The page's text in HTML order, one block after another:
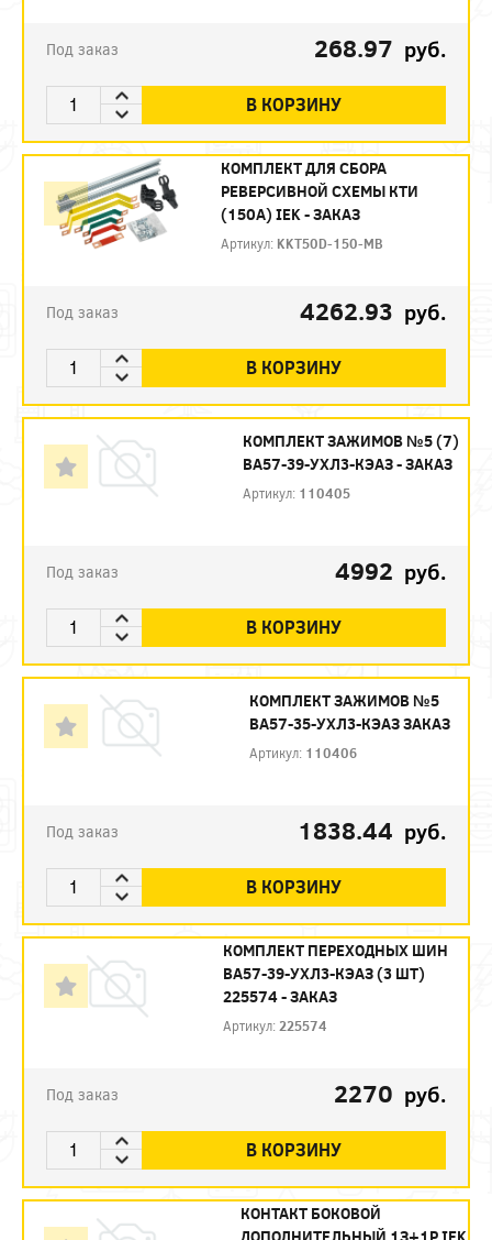
Под заказ 268.97 руб.
В КОРЗИНУ
КОМПЛЕКТ ДЛЯ СБОРА
РЕВЕРСИВНОЙ СХЕМЫ КТИ
(150А) IEK - ЗАКАЗ
Артикул: KKT50D-150-MB
Под заказ 4262.93 руб.
В КОРЗИНУ
КОМПЛЕКТ ЗАЖИМОВ №5 (7)
ВА57-39-УХЛ3-КЭАЗ - ЗАКАЗ
Артикул: 110405
Под заказ 4992 руб.
В КОРЗИНУ
КОМПЛЕКТ ЗАЖИМОВ №5
ВА57-35-УХЛ3-КЭАЗ ЗАКАЗ
Артикул: 110406
Под заказ 1838.44 руб.
В КОРЗИНУ
КОМПЛЕКТ ПЕРЕХОДНЫХ ШИН
ВА57-39-УХЛ3-КЭАЗ (3 ШТ)
225574 - ЗАКАЗ
Артикул: 225574
Под заказ 2270 руб.
В КОРЗИНУ
КОНТАКТ БОКОВОЙ